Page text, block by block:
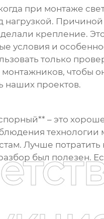
при монтаже
нагрузкой.
крепление.
условия и
только
чтобы
наших проектов.
– это
Лучше
был полезен.